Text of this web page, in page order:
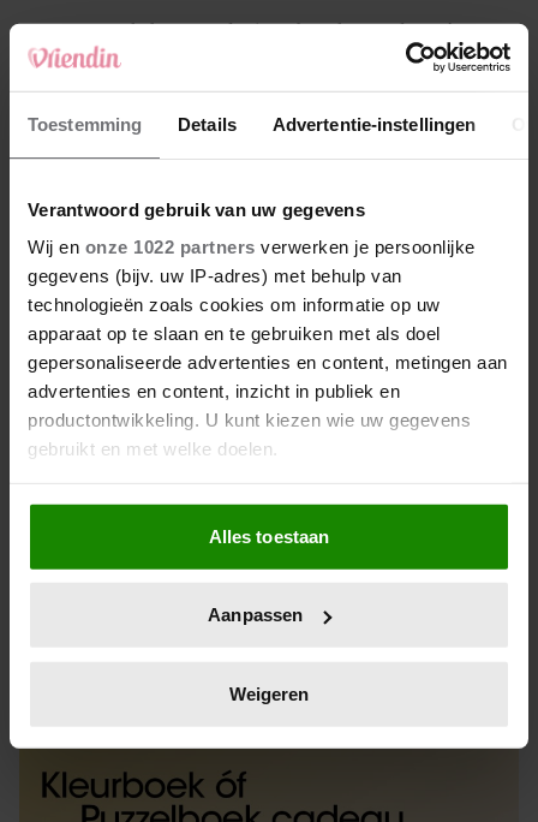
Toestemming Details Advertentie-instellingen
Verantwoord gebruik van uw gegevens
Wij en onze 1022 partners verwerken je persoonlijke
gegevens (bijv. uw IP-adres) met behulp van
technologieën zoals cookies om informatie op uw
apparaat op te slaan en te gebruiken met als doel
gepersonaliseerde advertenties en content, metingen aan
advertenties en content, inzicht in publiek en
productontwikkeling. U kunt kiezen wie uw gegevens
gebruikt en met welke doelen.
Als u het toestaat, willen we ook graag:
Informatie verzamelen over uw geografische
locatie, die tot een paar meter nauwkeurig kan zijn
scannen op specifieke eigenschappen (fingerprinting)
verwerkt en stel uw voorkeuren in het
intrekken in de Cookieverklaring.
We gebruiken cookies om content en advertenties te
Alles toestaan
Aanpassen
Weigeren
4 Makelaar Mandy: ‘Een bericht van de BN’er.
Een foto. Mijn lijf reageert’
5 Makelaar Mandy: ‘Vrijdagavond belde Bart.
Hij sprak eng kalm’
Nieuw